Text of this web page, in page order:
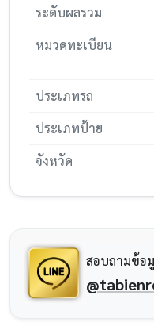
ระดับผลรวม
หมวดทะเบียน
ประเภทรถ
ประเภทป้าย
จังหวัด
สอบถามข้อ